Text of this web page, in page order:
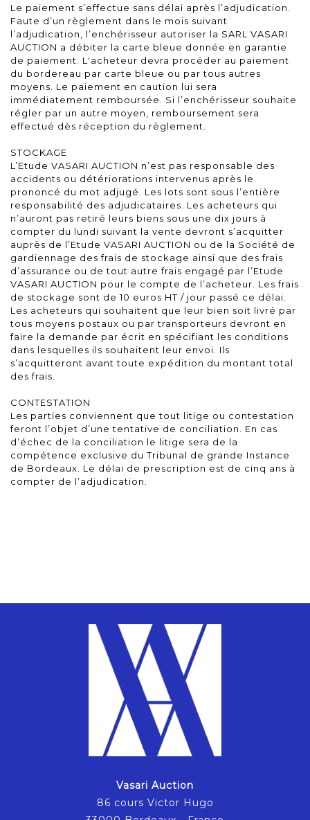
Le paiement s’effectue sans délai après l’adjudication.
Faute d’un règlement dans le mois suivant
l’adjudication, l’enchérisseur autoriser la SARL VASARI
AUCTION a débiter la carte bleue donnée en garantie
de paiement. L'acheteur devra procéder au paiement
du bordereau par carte bleue ou par tous autres
moyens. Le paiement en caution lui sera
immédiatement remboursée. Si l’enchérisseur souhaite
régler par un autre moyen, remboursement sera
effectué dès réception du règlement.
STOCKAGE
L’Etude VASARI AUCTION n’est pas responsable des
accidents ou détériorations intervenus après le
prononcé du mot adjugé. Les lots sont sous l’entière
responsabilité des adjudicataires. Les acheteurs qui
n’auront pas retiré leurs biens sous une dix jours à
compter du lundi suivant la vente devront s’acquitter
auprès de l’Etude VASARI AUCTION ou de la Société de
gardiennage des frais de stockage ainsi que des frais
d’assurance ou de tout autre frais engagé par l’Etude
VASARI AUCTION pour le compte de l’acheteur. Les frais
de stockage sont de 10 euros HT / jour passé ce délai.
Les acheteurs qui souhaitent que leur bien soit livré par
tous moyens postaux ou par transporteurs devront en
faire la demande par écrit en spécifiant les conditions
dans lesquelles ils souhaitent leur envoi. Ils
s’acquitteront avant toute expédition du montant total
des frais.
CONTESTATION
Les parties conviennent que tout litige ou contestation
feront l’objet d’une tentative de conciliation. En cas
d’échec de la conciliation le litige sera de la
compétence exclusive du Tribunal de grande Instance
de Bordeaux. Le délai de prescription est de cinq ans à
compter de l’adjudication.
Vasari Auction
86 cours Victor Hugo